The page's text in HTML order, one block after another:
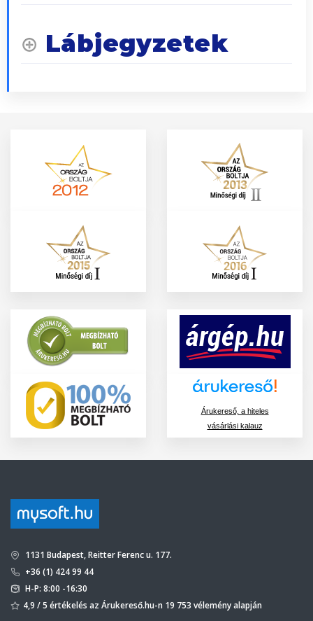
Lábjegyzetek
Árukereső, a hiteles
vásárlási kalauz
1131 Budapest, Reitter Ferenc u. 177.
+36 (1) 424 99 44
H-P: 8:00 -16:30
4,9 / 5 értékelés az Árukereső.hu-n 19 753 vélemény alapján